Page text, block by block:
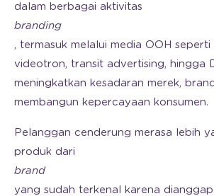
dalam berbagai aktivitas
branding
, termasuk melalui media OOH
videotron, transit advertising, hingga
meningkatkan kesadaran merek,
membangun kepercayaan konsumen.
Pelanggan cenderung merasa lebih
produk dari
brand
yang sudah terkenal karena dianggap